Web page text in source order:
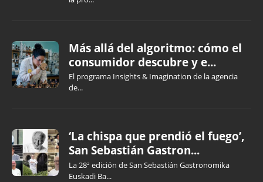
Más allá del algoritmo: cómo el
consumidor descubre y e...
El programa Insights & Imagination de la agencia
de...
‘La chispa que prendió el fuego’,
San Sebastián Gastron...
La 28ª edición de San Sebastián Gastronomika
Euskadi Ba...